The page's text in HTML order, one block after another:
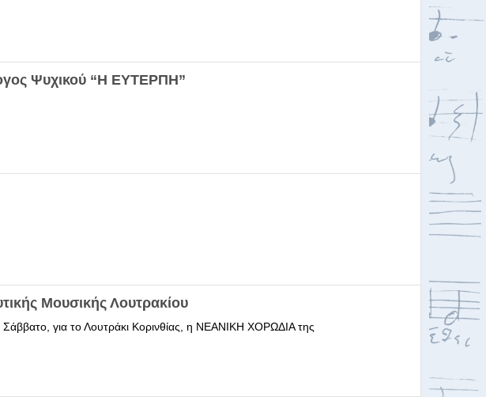
Χορωδιών
Βιωματική διδασκαλία για Μαέστρου...
Ψυχικού “Η ΕΥΤΕΡΠΗ”
Μουσικής Λουτρακίου
για το Λουτράκι Κορινθίας, η ΝΕΑΝΙΚΗ ΧΟΡΩΔΙΑ της